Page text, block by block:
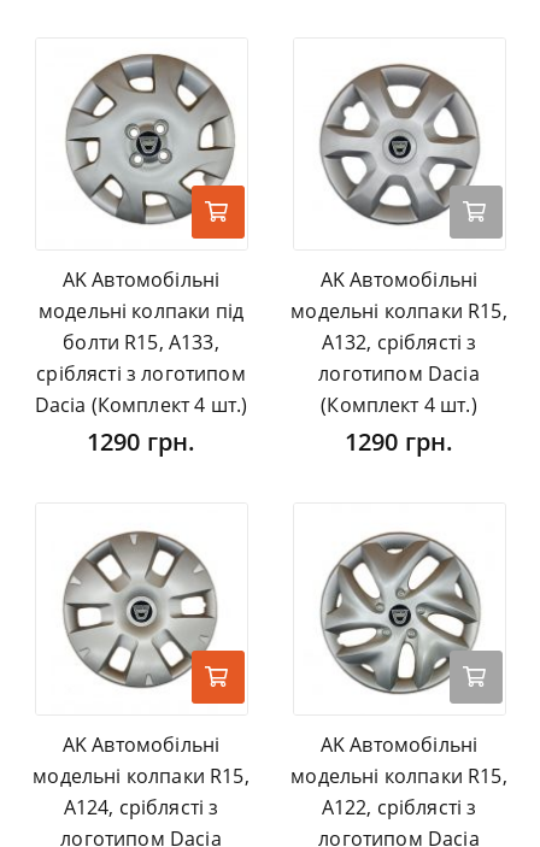
AK Автомобільні
модельні колпаки під
болти R15, A133,
сріблясті з логотипом
Dacia (Комплект 4 шт.)
1290 грн.
AK Автомобільні
модельні колпаки R15,
A132, сріблясті з
логотипом Dacia
(Комплект 4 шт.)
1290 грн.
AK Автомобільні
модельні колпаки R15,
A124, сріблясті з
логотипом Dacia
AK Автомобільні
модельні колпаки R15,
A122, сріблясті з
логотипом Dacia